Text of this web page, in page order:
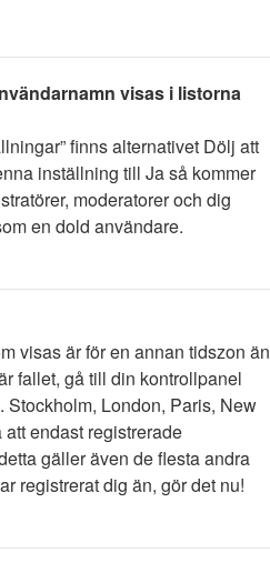
visas i listorna
finns alternativet Dölj att
inställning till Ja så kommer
moderatorer och dig
en dold användare.
visas är för en annan tidszon än
fallet, gå till din kontrollpanel
Stockholm, London, Paris, New
endast registrerade
gäller även de flesta andra
registrerat dig än, gör det nu!